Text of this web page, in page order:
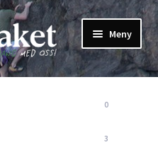
Meny
0
3